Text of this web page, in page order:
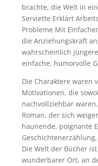
brachte, die Welt in
Serviette Erklärt
Probleme Mit
die Anziehungskraft
wahrscheinlich
einfache, humorvolle
Die Charaktere waren
Motivationen, die
nachvollziehbar
Roman, der sich
haunende, poignante
Die Welt der Bücher
wunderbarer Ort, an